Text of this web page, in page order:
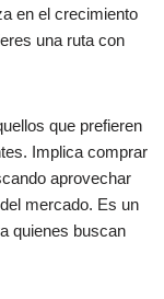
en el crecimiento
una ruta con
que prefieren
Implica comprar
aprovechar
mercado. Es un
quienes buscan